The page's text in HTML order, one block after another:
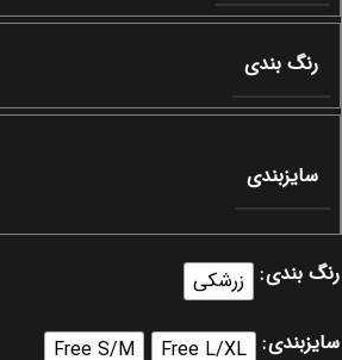
رنگ بندی
سایزبندی
رنگ بندی زرشکی
سایزبندی Free L/XL
Free S/M